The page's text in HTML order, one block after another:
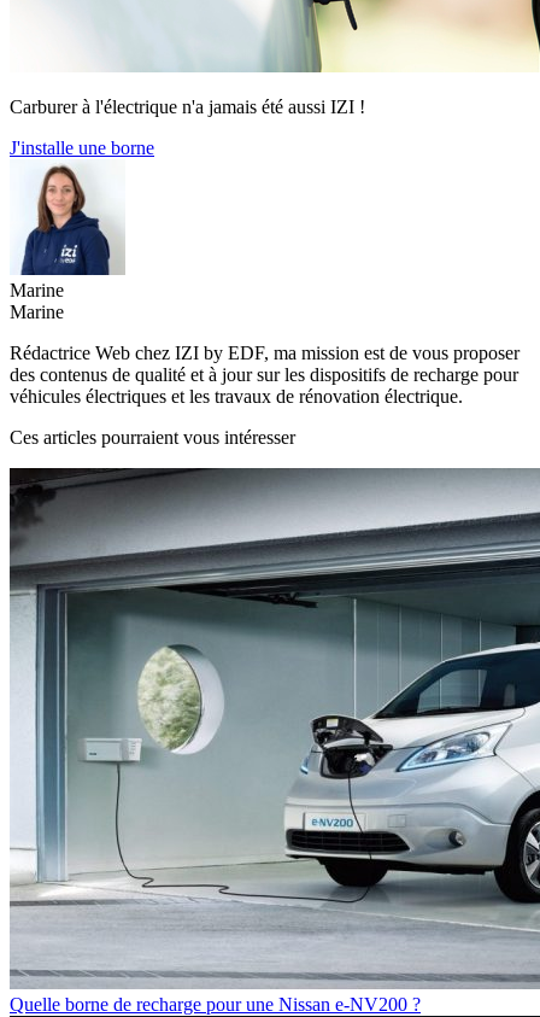
Carburer à l'électrique n'a jamais été aussi IZI !
J'installe une borne
Marine
Marine
Rédactrice Web chez IZI by EDF, ma mission est de vous proposer
des contenus de qualité et à jour sur les dispositifs de recharge pour
véhicules électriques et les travaux de rénovation électrique.
Ces articles pourraient vous intéresser
Quelle borne de recharge pour une Nissan e-NV200 ?